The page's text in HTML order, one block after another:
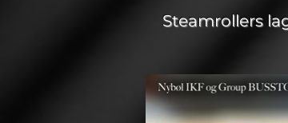
Steamrollers